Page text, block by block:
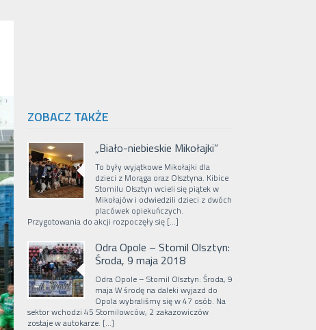
ZOBACZ TAKŻE
„Biało-niebieskie Mikołajki”
To były wyjątkowe Mikołajki dla
dzieci z Morąga oraz Olsztyna. Kibice
Stomilu Olsztyn wcieli się piątek w
Mikołajów i odwiedzili dzieci z dwóch
placówek opiekuńczych.
Przygotowania do akcji rozpoczęły się […]
Odra Opole – Stomil Olsztyn:
Środa, 9 maja 2018
Odra Opole – Stomil Olsztyn: Środa, 9
maja W środę na daleki wyjazd do
Opola wybraliśmy się w 47 osób. Na
sektor wchodzi 45 Stomilowców, 2 zakazowiczów
zostaje w autokarze. […]